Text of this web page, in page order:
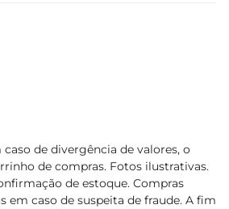
caso de divergência de valores, o
de compras. Fotos ilustrativas.
de estoque. Compras
em caso de suspeita de fraude. A fim